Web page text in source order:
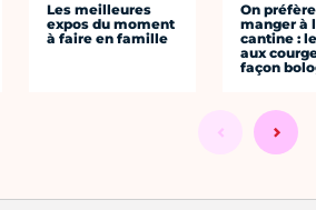
Les meilleures
expos du moment
à faire en famille
On préfère
manger à
cantine :
aux
façon